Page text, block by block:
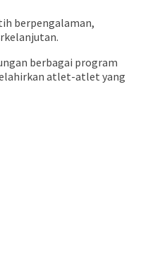
berpengalaman,
berbagai program
atlet-atlet yang